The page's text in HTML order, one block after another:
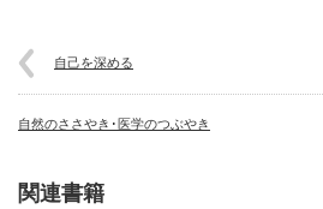
自己を深める
自然のささやき･医学のつぶやき
関連書籍